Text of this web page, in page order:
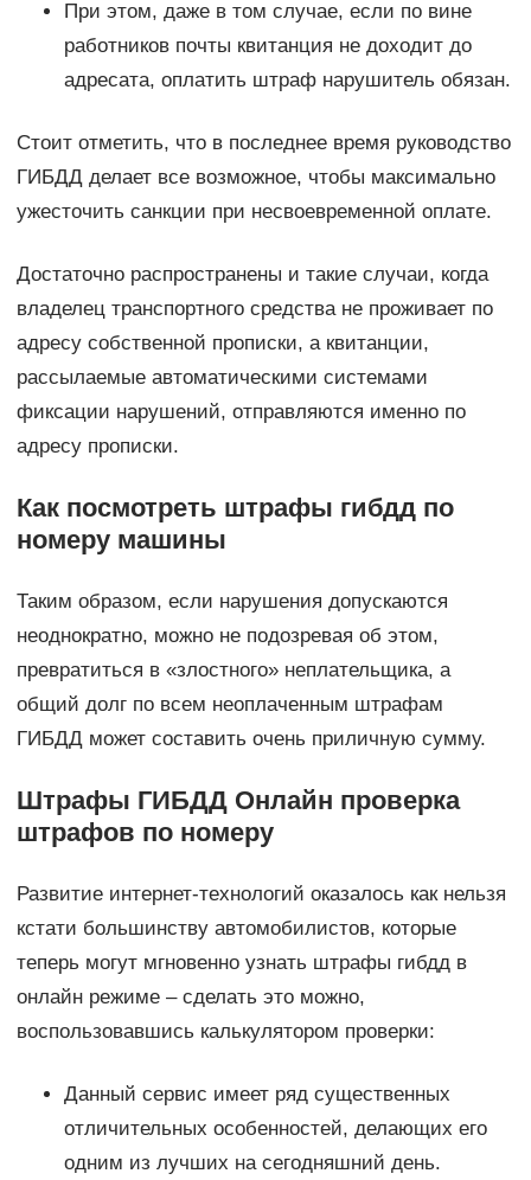
При этом, даже в том случае, если по вине
работников почты квитанция не доходит до
адресата, оплатить штраф нарушитель обязан.
Стоит отметить, что в последнее время руководство
ГИБДД делает все возможное, чтобы максимально
ужесточить санкции при несвоевременной оплате.
Достаточно распространены и такие случаи, когда
владелец транспортного средства не проживает по
адресу собственной прописки, а квитанции,
рассылаемые автоматическими системами
фиксации нарушений, отправляются именно по
адресу прописки.
Как посмотреть штрафы гибдд по
номеру машины
Таким образом, если нарушения допускаются
неоднократно, можно не подозревая об этом,
превратиться в «злостного» неплательщика, а
общий долг по всем неоплаченным штрафам
ГИБДД может составить очень приличную сумму.
Штрафы ГИБДД Онлайн проверка
штрафов по номеру
Развитие интернет-технологий оказалось как нельзя
кстати большинству автомобилистов, которые
теперь могут мгновенно узнать штрафы гибдд в
онлайн режиме – сделать это можно,
воспользовавшись калькулятором проверки:
Данный сервис имеет ряд существенных
отличительных особенностей, делающих его
одним из лучших на сегодняшний день.